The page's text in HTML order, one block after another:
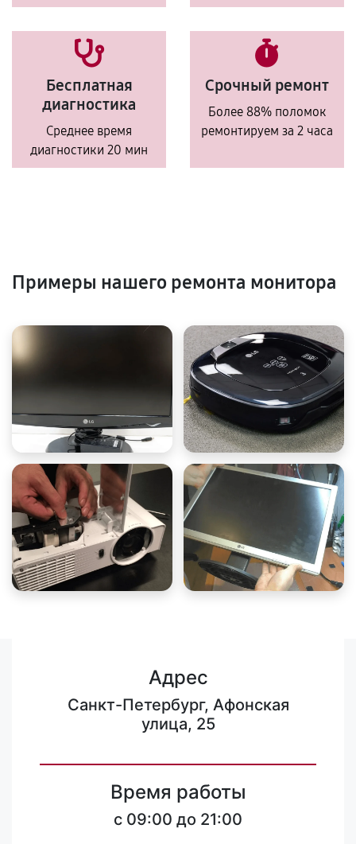
Бесплатная
диагностика
Среднее время
диагностики 20 мин
Срочный ремонт
Более 88% поломок
ремонтируем за 2 часа
Примеры нашего ремонта монитора
Адрес
Санкт-Петербург, Афонская
улица, 25
Время работы
c 09:00 до 21:00